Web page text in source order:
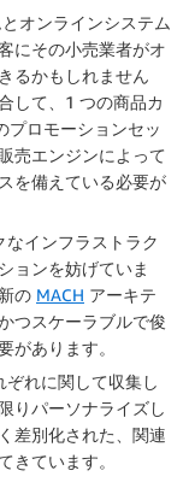
オンラインシステム
にその小売業者がオ
るかもしれません
して、1 つの商品カ
プロモーションセッ
売エンジンによって
を備えている必要が
インフラストラク
ョンを妨げていま
の MACH アーキテ
つスケーラブルで俊
があります。
れに関して収集し
りパーソナライズし
差別化された、関連
きています。